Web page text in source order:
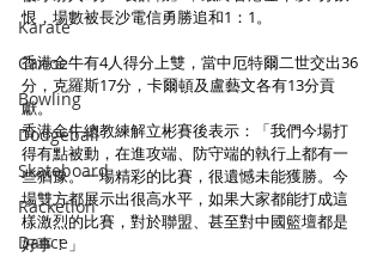
Karate
Canoe
Bowling
Dodgeball
Skateboard
Racketlon
Dance
恨，場數被長沙電信勇勝追和1：1。
香港金牛有4人得分上雙，當中厄特爾二世交出36
分，克羅斯17分，卡爾頓及盧藝文各有13分貢
獻。
香港金牛總教練解立彬賽後表示：「我們今場打
得有點被動，在進攻端、防守端的執行上都有一
些猶豫。一場精彩的比賽，很遺憾未能獲勝。今
場雙方都展示出很高水平，如果大家都能打成這
樣激烈的比賽，對於聯盟、甚至對中國籃壇都是
好事！」